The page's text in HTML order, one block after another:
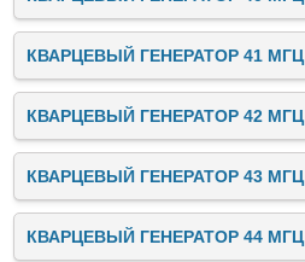
КВАРЦЕВЫЙ ГЕНЕРАТОР 41 МГЦ
КВАРЦЕВЫЙ ГЕНЕРАТОР 42 МГЦ
КВАРЦЕВЫЙ ГЕНЕРАТОР 43 МГЦ
КВАРЦЕВЫЙ ГЕНЕРАТОР 44 МГЦ